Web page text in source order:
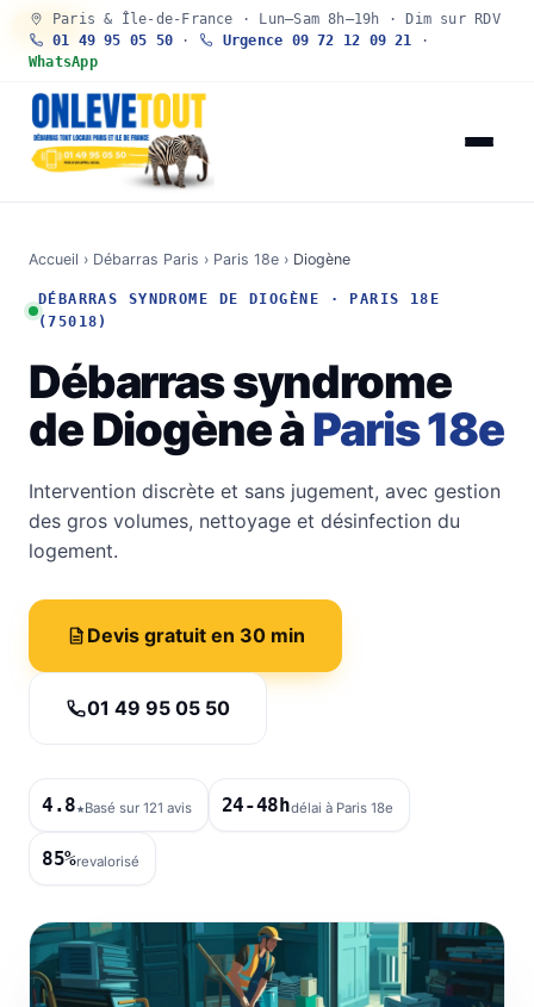
Paris & Île-de-France · Lun–Sam 8h–19h · Dim sur RDV
01 49 95 05 50 · Urgence 09 72 12 09 21 ·
WhatsApp
Accueil › Débarras Paris › Paris 18e › Diogène
DÉBARRAS SYNDROME DE DIOGÈNE · PARIS 18E
(75018)
Débarras syndrome
de Diogène àParis 18e
Intervention discrète et sans jugement, avec gestion
des gros volumes, nettoyage et désinfection du
logement.
Devis gratuit en 30 min
01 49 95 05 50
4.8★Basé sur 121 avis 24-48hdélai à Paris 18e
85%revalorisé
30 SEC